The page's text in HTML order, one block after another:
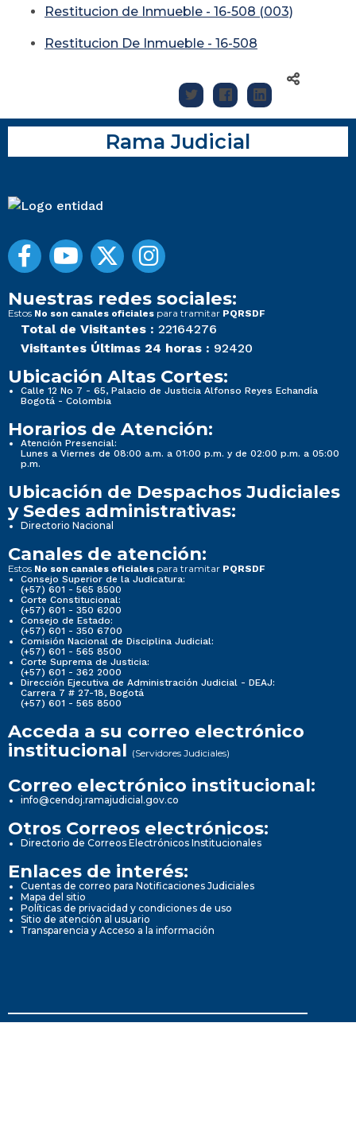
Restitucion de Inmueble - 16-508 (003)
Restitucion De Inmueble - 16-508
Rama Judicial
Nuestras redes sociales:
Estos No son canales oficiales para tramitar PQRSDF
Total de Visitantes : 22164276
Visitantes Últimas 24 horas : 92420
Ubicación Altas Cortes:
Calle 12 No 7 - 65, Palacio de Justicia Alfonso Reyes Echandía
Bogotá - Colombia
Horarios de Atención:
Atención Presencial:
Lunes a Viernes de 08:00 a.m. a 01:00 p.m. y de 02:00 p.m. a 05:00
p.m.
Ubicación de Despachos Judiciales
y Sedes administrativas:
Directorio Nacional
Canales de atención:
Estos No son canales oficiales para tramitar PQRSDF
Consejo Superior de la Judicatura:
(+57) 601 - 565 8500
Corte Constitucional:
(+57) 601 - 350 6200
Consejo de Estado:
(+57) 601 - 350 6700
Comisión Nacional de Disciplina Judicial:
(+57) 601 - 565 8500
Corte Suprema de Justicia:
(+57) 601 - 362 2000
Dirección Ejecutiva de Administración Judicial - DEAJ:
Carrera 7 # 27-18, Bogotá
(+57) 601 - 565 8500
Acceda a su correo electrónico
institucional (Servidores Judiciales)
Correo electrónico institucional:
info@cendoj.ramajudicial.gov.co
Otros Correos electrónicos:
Directorio de Correos Electrónicos Institucionales
Enlaces de interés:
Cuentas de correo para Notificaciones Judiciales
Mapa del sitio
Políticas de privacidad y condiciones de uso
Sitio de atención al usuario
Transparencia y Acceso a la información